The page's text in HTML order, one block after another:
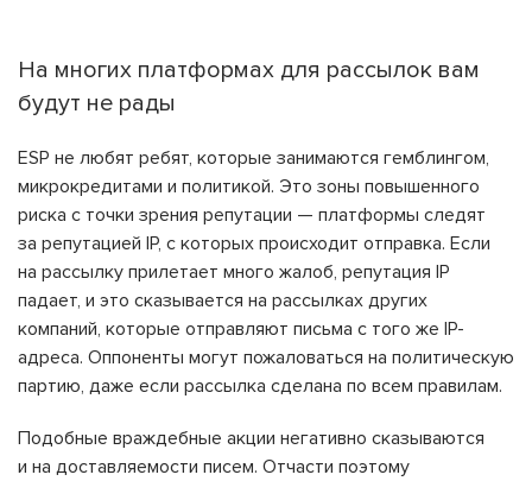
На многих платформах для рассылок вам
будут не рады
ESP не любят ребят, которые занимаются гемблингом,
микрокредитами и политикой. Это зоны повышенного
риска с точки зрения репутации — платформы следят
за репутацией IP, с которых происходит отправка. Если
на рассылку прилетает много жалоб, репутация IP
падает, и это сказывается на рассылках других
компаний, которые отправляют письма с того же IP-
адреса. Оппоненты могут пожаловаться на политическую
партию, даже если рассылка сделана по всем правилам.
Подобные враждебные акции негативно сказываются
и на доставляемости писем. Отчасти поэтому